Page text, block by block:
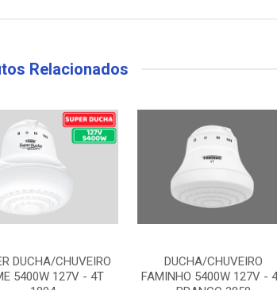
Relacionados
DUCHA/CHUVEIRO
5400W 127V - 4T
DUCHA/CHUVEIRO
FAMINHO 5400W 127V -